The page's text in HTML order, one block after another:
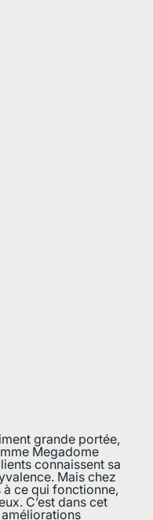
grande portée,
Megadome
connaissent sa
Mais chez
à ce qui fonctionne,
C’est dans cet